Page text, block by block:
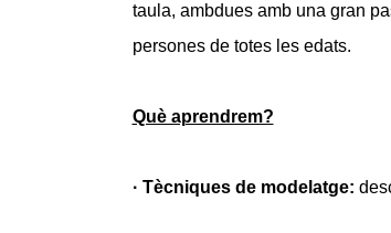
taula, ambdues amb una gran
persones de totes les edats.
Què aprendrem?
· Tècniques de modelatge: